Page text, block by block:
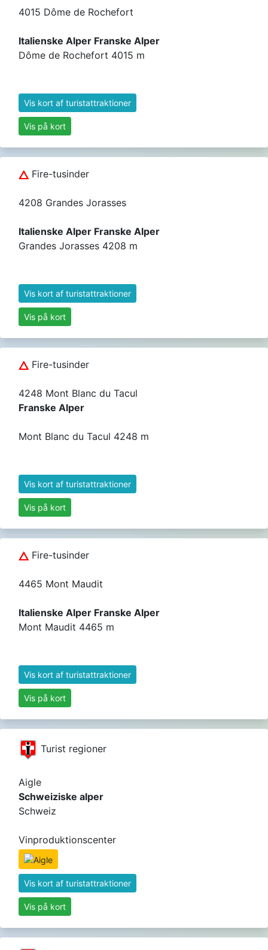
4015 Dôme de Rochefort
Italienske Alper Franske Alper
Dôme de Rochefort 4015 m
Vis kort af turistattraktioner
Vis på kort
Fire-tusinder
4208 Grandes Jorasses
Italienske Alper Franske Alper
Grandes Jorasses 4208 m
Vis kort af turistattraktioner
Vis på kort
Fire-tusinder
4248 Mont Blanc du Tacul
Franske Alper
Mont Blanc du Tacul 4248 m
Vis kort af turistattraktioner
Vis på kort
Fire-tusinder
4465 Mont Maudit
Italienske Alper Franske Alper
Mont Maudit 4465 m
Vis kort af turistattraktioner
Vis på kort
Turist regioner
Aigle
Schweiziske alper
Schweiz
Vinproduktionscenter
Vis kort af turistattraktioner
Vis på kort